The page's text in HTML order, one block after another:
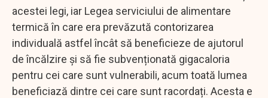
acestei legi, iar Legea serviciului de alimentare
termică în care era prevăzută contorizarea
individuală astfel încât să beneficieze de ajutorul
de încălzire și să fie subvenționată gigacaloria
pentru cei care sunt vulnerabili, acum toată lumea
beneficiază dintre cei care sunt racordați. Acesta e